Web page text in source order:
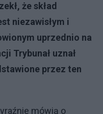
że skład
niezawisłym i
uprzednio na
Trybunał uznał
przez ten
mówią o